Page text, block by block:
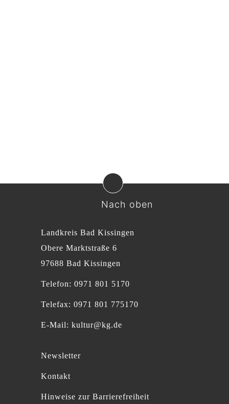
Nach oben
Landkreis Bad Kissingen
Obere Marktstraße 6
97688 Bad Kissingen
Telefon: 0971 801 5170
Telefax: 0971 801 775170
E-Mail: kultur@kg.de
Newsletter
Kontakt
Hinweise zur Barrierefreiheit